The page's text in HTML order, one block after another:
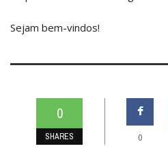
Sejam bem-vindos!
0
SHARES 0